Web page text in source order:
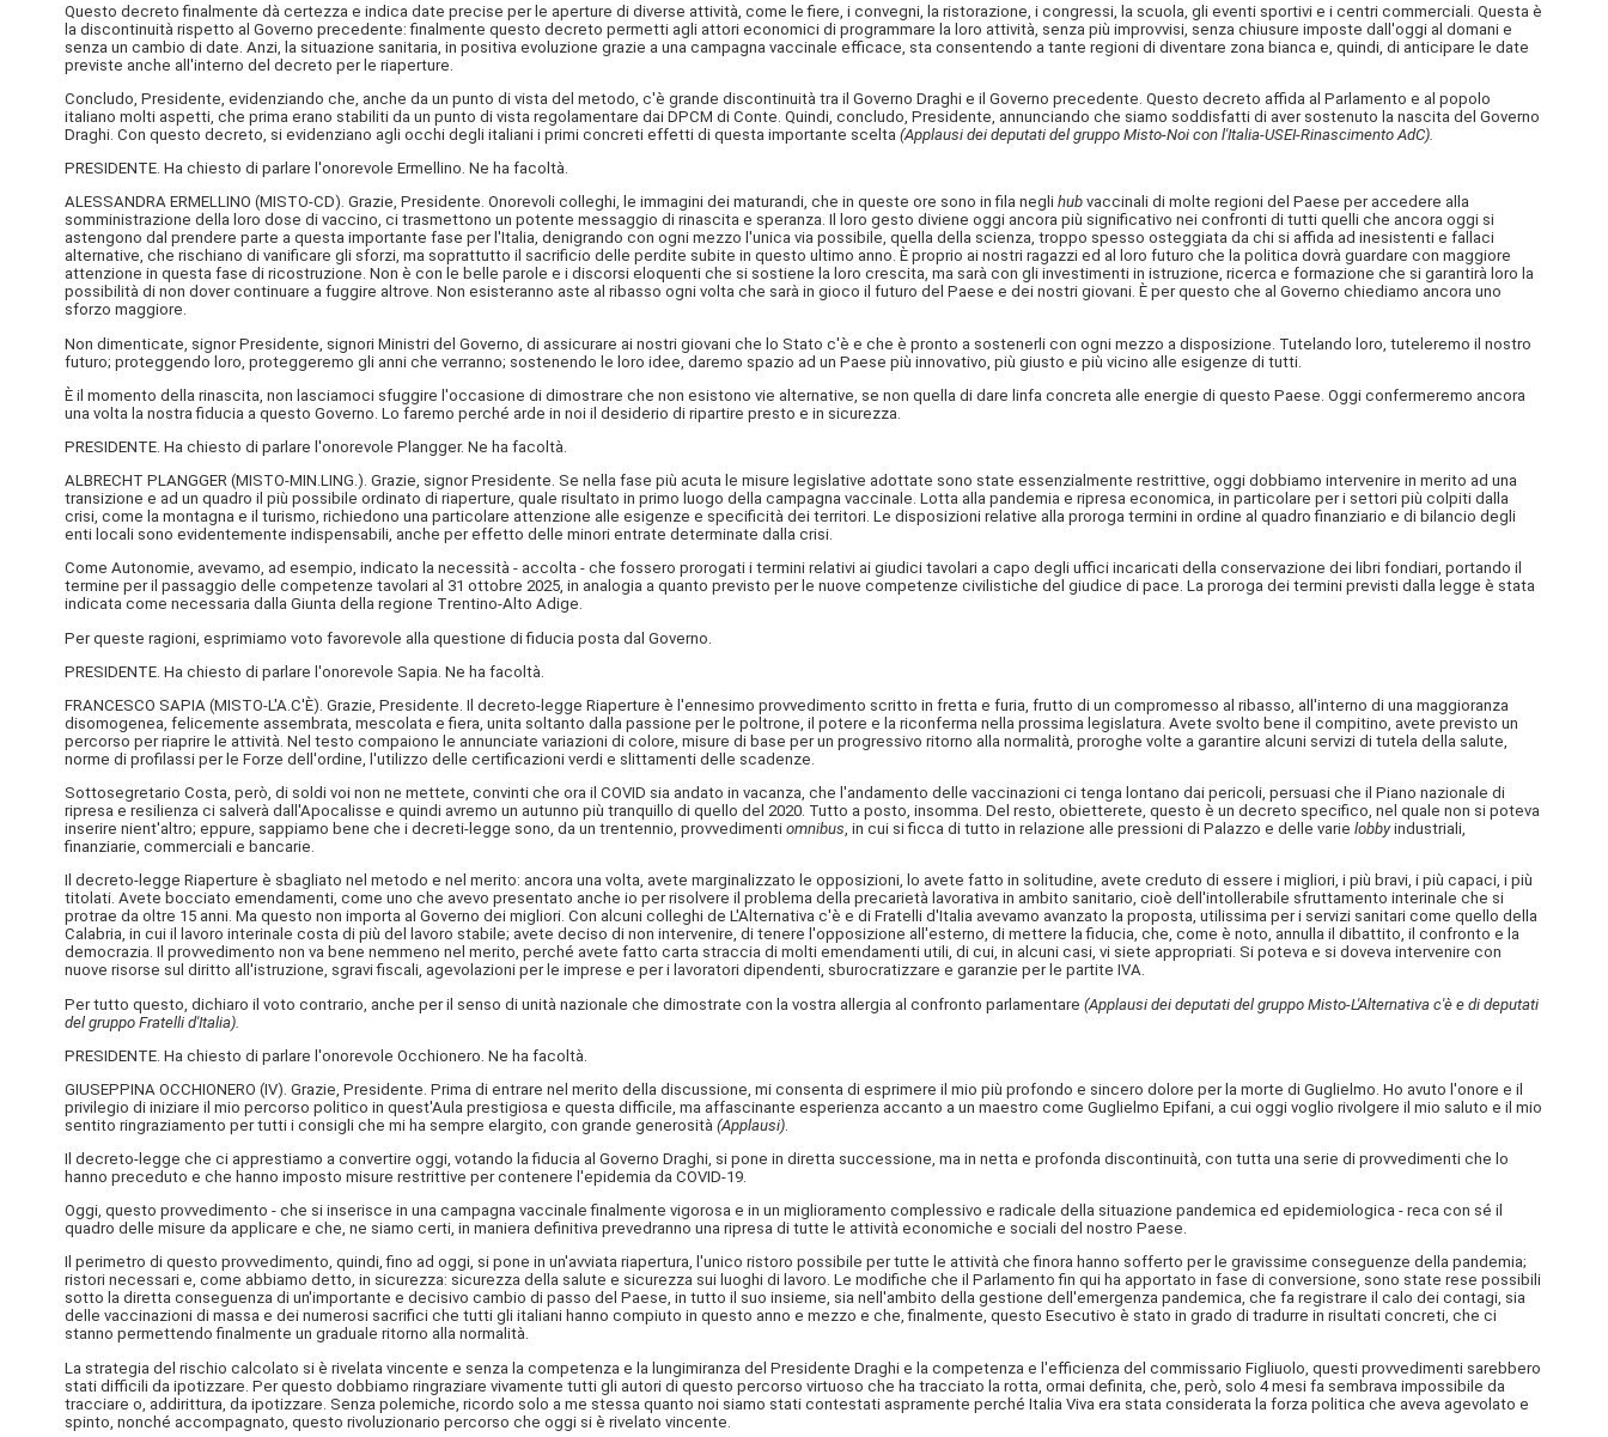
Questo decreto finalmente dà certezza e indica date precise per le aperture di diverse attività, come le fiere, i convegni, la ristorazione, i congressi, la scuola, gli eventi sportivi e i centri commerciali. Questa è
la discontinuità rispetto al Governo precedente: finalmente questo decreto permetti agli attori economici di programmare la loro attività, senza più improvvisi, senza chiusure imposte dall'oggi al domani e
senza un cambio di date. Anzi, la situazione sanitaria, in positiva evoluzione grazie a una campagna vaccinale efficace, sta consentendo a tante regioni di diventare zona bianca e, quindi, di anticipare le date
previste anche all'interno del decreto per le riaperture.
Concludo, Presidente, evidenziando che, anche da un punto di vista del metodo, c'è grande discontinuità tra il Governo Draghi e il Governo precedente. Questo decreto affida al Parlamento e al popolo
italiano molti aspetti, che prima erano stabiliti da un punto di vista regolamentare dai DPCM di Conte. Quindi, concludo, Presidente, annunciando che siamo soddisfatti di aver sostenuto la nascita del Governo
Draghi. Con questo decreto, si evidenziano agli occhi degli italiani i primi concreti effetti di questa importante scelta (Applausi dei deputati del gruppo Misto-Noi con l'Italia-USEI-Rinascimento AdC).
PRESIDENTE. Ha chiesto di parlare l'onorevole Ermellino. Ne ha facoltà.
ALESSANDRA ERMELLINO (MISTO-CD). Grazie, Presidente. Onorevoli colleghi, le immagini dei maturandi, che in queste ore sono in fila negli hub vaccinali di molte regioni del Paese per accedere alla
somministrazione della loro dose di vaccino, ci trasmettono un potente messaggio di rinascita e speranza. Il loro gesto diviene oggi ancora più significativo nei confronti di tutti quelli che ancora oggi si
astengono dal prendere parte a questa importante fase per l'Italia, denigrando con ogni mezzo l'unica via possibile, quella della scienza, troppo spesso osteggiata da chi si affida ad inesistenti e fallaci
alternative, che rischiano di vanificare gli sforzi, ma soprattutto il sacrificio delle perdite subite in questo ultimo anno. È proprio ai nostri ragazzi ed al loro futuro che la politica dovrà guardare con maggiore
attenzione in questa fase di ricostruzione. Non è con le belle parole e i discorsi eloquenti che si sostiene la loro crescita, ma sarà con gli investimenti in istruzione, ricerca e formazione che si garantirà loro la
possibilità di non dover continuare a fuggire altrove. Non esisteranno aste al ribasso ogni volta che sarà in gioco il futuro del Paese e dei nostri giovani. È per questo che al Governo chiediamo ancora uno
sforzo maggiore.
Non dimenticate, signor Presidente, signori Ministri del Governo, di assicurare ai nostri giovani che lo Stato c'è e che è pronto a sostenerli con ogni mezzo a disposizione. Tutelando loro, tuteleremo il nostro
futuro; proteggendo loro, proteggeremo gli anni che verranno; sostenendo le loro idee, daremo spazio ad un Paese più innovativo, più giusto e più vicino alle esigenze di tutti.
È il momento della rinascita, non lasciamoci sfuggire l'occasione di dimostrare che non esistono vie alternative, se non quella di dare linfa concreta alle energie di questo Paese. Oggi confermeremo ancora
una volta la nostra fiducia a questo Governo. Lo faremo perché arde in noi il desiderio di ripartire presto e in sicurezza.
PRESIDENTE. Ha chiesto di parlare l'onorevole Plangger. Ne ha facoltà.
ALBRECHT PLANGGER (MISTO-MIN.LING.). Grazie, signor Presidente. Se nella fase più acuta le misure legislative adottate sono state essenzialmente restrittive, oggi dobbiamo intervenire in merito ad una
transizione e ad un quadro il più possibile ordinato di riaperture, quale risultato in primo luogo della campagna vaccinale. Lotta alla pandemia e ripresa economica, in particolare per i settori più colpiti dalla
crisi, come la montagna e il turismo, richiedono una particolare attenzione alle esigenze e specificità dei territori. Le disposizioni relative alla proroga termini in ordine al quadro finanziario e di bilancio degli
enti locali sono evidentemente indispensabili, anche per effetto delle minori entrate determinate dalla crisi.
Come Autonomie, avevamo, ad esempio, indicato la necessità - accolta - che fossero prorogati i termini relativi ai giudici tavolari a capo degli uffici incaricati della conservazione dei libri fondiari, portando il
termine per il passaggio delle competenze tavolari al 31 ottobre 2025, in analogia a quanto previsto per le nuove competenze civilistiche del giudice di pace. La proroga dei termini previsti dalla legge è stata
indicata come necessaria dalla Giunta della regione Trentino-Alto Adige.
Per queste ragioni, esprimiamo voto favorevole alla questione di fiducia posta dal Governo.
PRESIDENTE. Ha chiesto di parlare l'onorevole Sapia. Ne ha facoltà.
FRANCESCO SAPIA (MISTO-L'A.C'È). Grazie, Presidente. Il decreto-legge Riaperture è l'ennesimo provvedimento scritto in fretta e furia, frutto di un compromesso al ribasso, all'interno di una maggioranza
disomogenea, felicemente assembrata, mescolata e fiera, unita soltanto dalla passione per le poltrone, il potere e la riconferma nella prossima legislatura. Avete svolto bene il compitino, avete previsto un
percorso per riaprire le attività. Nel testo compaiono le annunciate variazioni di colore, misure di base per un progressivo ritorno alla normalità, proroghe volte a garantire alcuni servizi di tutela della salute,
norme di profilassi per le Forze dell'ordine, l'utilizzo delle certificazioni verdi e slittamenti delle scadenze.
Sottosegretario Costa, però, di soldi voi non ne mettete, convinti che ora il COVID sia andato in vacanza, che l'andamento delle vaccinazioni ci tenga lontano dai pericoli, persuasi che il Piano nazionale di
ripresa e resilienza ci salverà dall'Apocalisse e quindi avremo un autunno più tranquillo di quello del 2020. Tutto a posto, insomma. Del resto, obietterete, questo è un decreto specifico, nel quale non si poteva
inserire nient'altro; eppure, sappiamo bene che i decreti-legge sono, da un trentennio, provvedimenti omnibus, in cui si ficca di tutto in relazione alle pressioni di Palazzo e delle varie lobbyindustriali,
finanziarie, commerciali e bancarie.
Il decreto-legge Riaperture è sbagliato nel metodo e nel merito: ancora una volta, avete marginalizzato le opposizioni, lo avete fatto in solitudine, avete creduto di essere i migliori, i più bravi, i più capaci, i più
titolati. Avete bocciato emendamenti, come uno che avevo presentato anche io per risolvere il problema della precarietà lavorativa in ambito sanitario, cioè dell'intollerabile sfruttamento interinale che si
protrae da oltre 15 anni. Ma questo non importa al Governo dei migliori. Con alcuni colleghi de L'Alternativa c'è e di Fratelli d'Italia avevamo avanzato la proposta, utilissima per i servizi sanitari come quello della
Calabria, in cui il lavoro interinale costa di più del lavoro stabile; avete deciso di non intervenire, di tenere l'opposizione all'esterno, di mettere la fiducia, che, come è noto, annulla il dibattito, il confronto e la
democrazia. Il provvedimento non va bene nemmeno nel merito, perché avete fatto carta straccia di molti emendamenti utili, di cui, in alcuni casi, vi siete appropriati. Si poteva e si doveva intervenire con
nuove risorse sul diritto all'istruzione, sgravi fiscali, agevolazioni per le imprese e per i lavoratori dipendenti, sburocratizzare e garanzie per le partite IVA.
Per tutto questo, dichiaro il voto contrario, anche per il senso di unità nazionale che dimostrate con la vostra allergia al confronto parlamentare (Applausi dei deputati del gruppo Misto-L'Alternativa c'è e di deputati
del gruppo Fratelli d'Italia).
PRESIDENTE. Ha chiesto di parlare l'onorevole Occhionero. Ne ha facoltà.
GIUSEPPINA OCCHIONERO (IV). Grazie, Presidente. Prima di entrare nel merito della discussione, mi consenta di esprimere il mio più profondo e sincero dolore per la morte di Guglielmo. Ho avuto l'onore e il
privilegio di iniziare il mio percorso politico in quest'Aula prestigiosa e questa difficile, ma affascinante esperienza accanto a un maestro come Guglielmo Epifani, a cui oggi voglio rivolgere il mio saluto e il mio
sentito ringraziamento per tutti i consigli che mi ha sempre elargito, con grande generosità (Applausi).
Il decreto-legge che ci apprestiamo a convertire oggi, votando la fiducia al Governo Draghi, si pone in diretta successione, ma in netta e profonda discontinuità, con tutta una serie di provvedimenti che lo
hanno preceduto e che hanno imposto misure restrittive per contenere l'epidemia da COVID-19.
Oggi, questo provvedimento - che si inserisce in una campagna vaccinale finalmente vigorosa e in un miglioramento complessivo e radicale della situazione pandemica ed epidemiologica - reca con sé il
quadro delle misure da applicare e che, ne siamo certi, in maniera definitiva prevedranno una ripresa di tutte le attività economiche e sociali del nostro Paese.
Il perimetro di questo provvedimento, quindi, fino ad oggi, si pone in un'avviata riapertura, l'unico ristoro possibile per tutte le attività che finora hanno sofferto per le gravissime conseguenze della pandemia;
ristori necessari e, come abbiamo detto, in sicurezza: sicurezza della salute e sicurezza sui luoghi di lavoro. Le modifiche che il Parlamento fin qui ha apportato in fase di conversione, sono state rese possibili
sotto la diretta conseguenza di un'importante e decisivo cambio di passo del Paese, in tutto il suo insieme, sia nell'ambito della gestione dell'emergenza pandemica, che fa registrare il calo dei contagi, sia
delle vaccinazioni di massa e dei numerosi sacrifici che tutti gli italiani hanno compiuto in questo anno e mezzo e che, finalmente, questo Esecutivo è stato in grado di tradurre in risultati concreti, che ci
stanno permettendo finalmente un graduale ritorno alla normalità.
La strategia del rischio calcolato si è rivelata vincente e senza la competenza e la lungimiranza del Presidente Draghi e la competenza e l'efficienza del commissario Figliuolo, questi provvedimenti sarebbero
stati difficili da ipotizzare. Per questo dobbiamo ringraziare vivamente tutti gli autori di questo percorso virtuoso che ha tracciato la rotta, ormai definita, che, però, solo 4 mesi fa sembrava impossibile da
tracciare o, addirittura, da ipotizzare. Senza polemiche, ricordo solo a me stessa quanto noi siamo stati contestati aspramente perché Italia Viva era stata considerata la forza politica che aveva agevolato e
spinto, nonché accompagnato, questo rivoluzionario percorso che oggi si è rivelato vincente.